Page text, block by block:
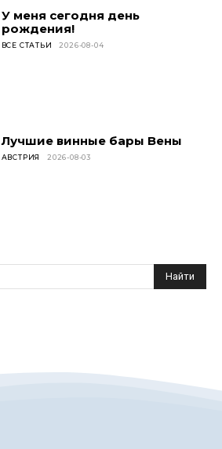
У меня сегодня день
рождения!
ВСЕ СТАТЬИ 2026-08-04
Лучшие винные бары Вены
АВСТРИЯ 2026-08-03
Найти